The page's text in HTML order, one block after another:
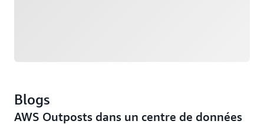
Blogs
AWS Outposts dans un centre de données